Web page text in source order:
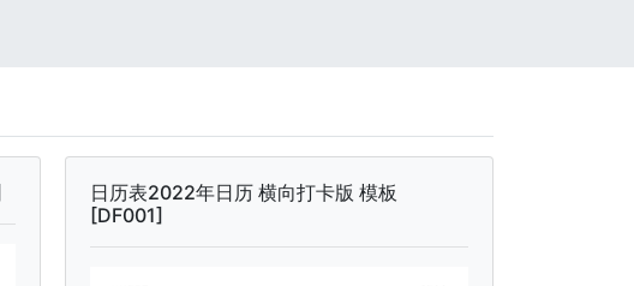
日历表2022年日历 横向打卡版 模板
[DF001]